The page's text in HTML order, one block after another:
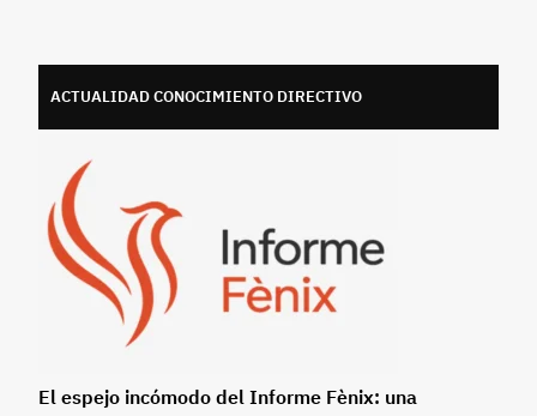
ACTUALIDAD CONOCIMIENTO DIRECTIVO
El espejo incómodo del Informe Fènix: una